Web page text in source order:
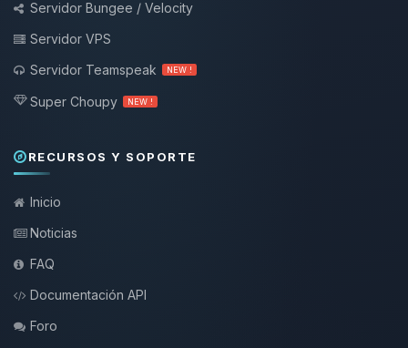
Servidor Bungee / Velocity
Servidor VPS
Servidor Teamspeak
NEW !
Super Choupy NEW !
RECURSOS Y SOPORTE
Inicio
Noticias
FAQ
Documentación API
Foro